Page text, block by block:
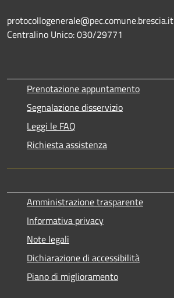
protocollogenerale@pec.comune.brescia.it
Centralino Unico: 030/29771
Prenotazione appuntamento
Segnalazione disservizio
Leggi le FAQ
Richiesta assistenza
Amministrazione trasparente
Informativa privacy
Note legali
Dichiarazione di accessibilità
Piano di miglioramento